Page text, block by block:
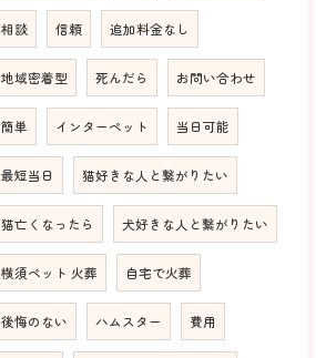
相談 信頼 追加料金なし
地域密着型 死んだら お問い合わせ
簡単 インターペット 当日可能
最短当日 猫好きな人と繋がりたい
猫亡くなったら 犬好きな人と繋がりたい
横須ペット 火葬 自宅で火葬
後悔のない ハムスター 費用